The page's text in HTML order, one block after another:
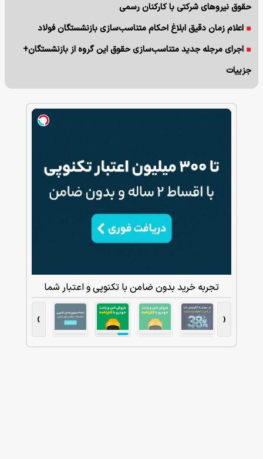
حقوق نیروهای شرکتی با کارکنان رسمی
اعلام زمان دقیق ابلاغ احکام متناسب‌سازی بازنشستگان فولاد
اجرای مرجله جدید متناسب‌سازی حقوق این گروه از بازنشستگان+
جزییات
تجربه خرید بدون ضامن با تکنوپی و اعتبار شما
‹
›